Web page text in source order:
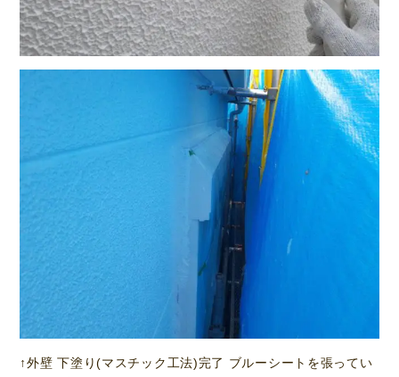
↑外壁 下塗り(マスチック工法)完了 ブルーシートを張ってい